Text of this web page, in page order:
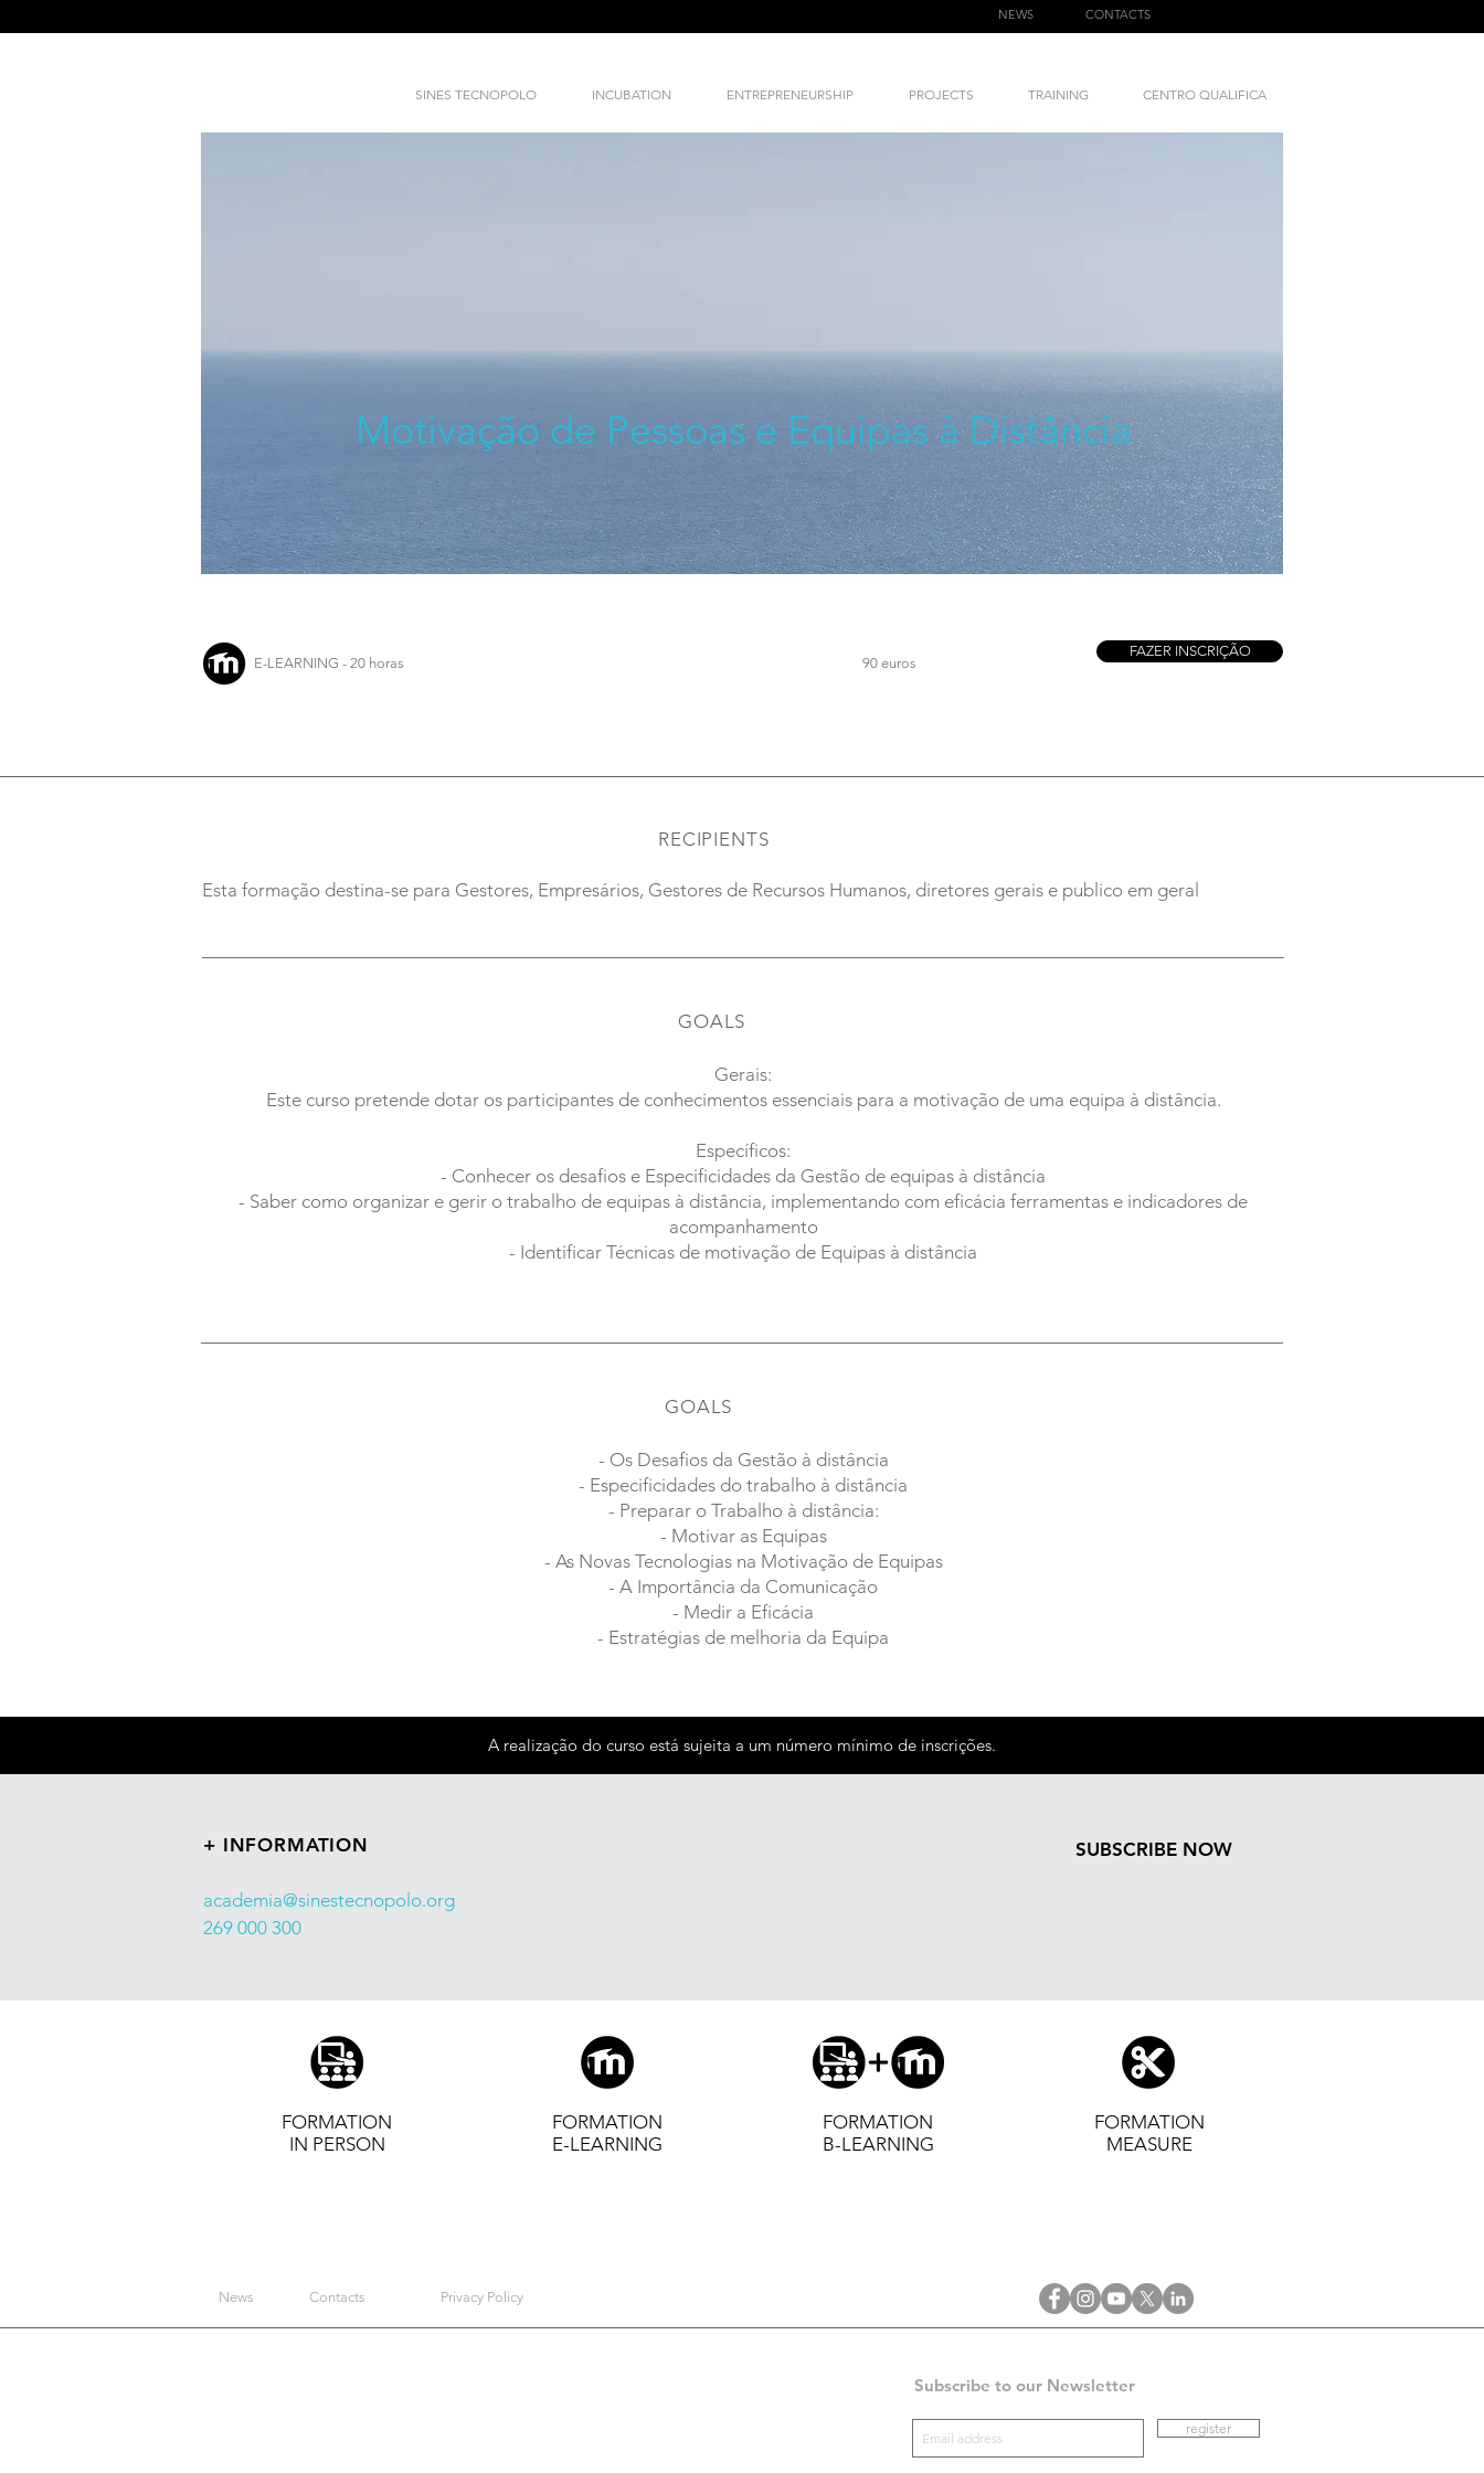
NEWS CONTACTS
SINES TECNOPOLO INCUBATION ENTREPRENEURSHIP PROJECTS TRAINING CENTRO QUALIFICA
Motivação de Pessoas e Equipas à Distância
E-LEARNING - 20 horas 90 euros
FAZER INSCRIÇÃO
RECIPIENTS
Esta formação destina-se para Gestores, Empresários, Gestores de Recursos Humanos, diretores gerais e publico em geral
GOALS
Gerais:
Este curso pretende dotar os participantes de conhecimentos essenciais para a motivação de uma equipa à distância.
Específicos:
- Conhecer os desafios e Especificidades da Gestão de equipas à distância
- Saber como organizar e gerir o trabalho de equipas à distância, implementando com eficácia ferramentas e indicadores de
acompanhamento
- Identificar Técnicas de motivação de Equipas à distância
GOALS
- Os Desafios da Gestão à distância
- Especificidades do trabalho à distância
- Preparar o Trabalho à distância:
- Motivar as Equipas
- As Novas Tecnologias na Motivação de Equipas
- A Importância da Comunicação
- Medir a Eficácia
- Estratégias de melhoria da Equipa
A realização do curso está sujeita a um número mínimo de inscrições.
+ INFORMATION
academia@sinestecnopolo.org
269 000 300
SUBSCRIBE NOW
FORMATION
IN PERSON
FORMATION
E-LEARNING
FORMATION
B-LEARNING
FORMATION
MEASURE
News Contacts Privacy Policy
Subscribe to our Newsletter
register